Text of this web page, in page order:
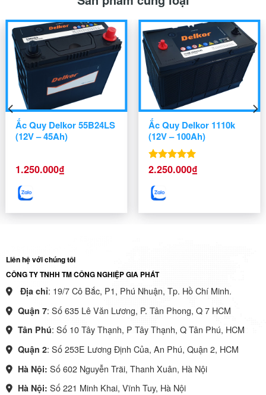
Ắc Quy Delkor 55B24LS
(12V – 45Ah)
1.250.000₫
Ắc Quy Delkor 1110k
(12V – 100Ah)
Được xếp
5 sao
2.250.000₫
Liên hệ với chúng tôi
CÔNG TY TNHH TM CÔNG NGHIỆP GIA PHÁT
Địa chỉ: 19/7 Cô Bắc, P1, Phú Nhuận, Tp. Hồ Chí Minh.
Quận 7: Số 635 Lê Văn Lương, P. Tân Phong, Q 7 HCM
Tân Phú: Số 10 Tây Thạnh, P Tây Thạnh, Q Tân Phú, HCM
Quận 2: Số 253E Lương Định Của, An Phú, Quận 2, HCM
Hà Nội: Số 602 Nguyễn Trãi, Thanh Xuân, Hà Nội
Hà Nội: Số 221 Minh Khai, Vĩnh Tuy, Hà Nội